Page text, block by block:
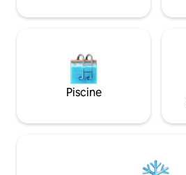
piscine et une sécurité privée.
Piscine